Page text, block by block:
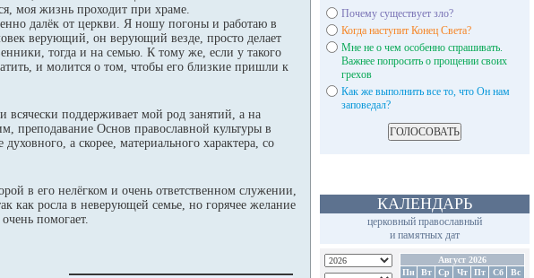
моя жизнь проходит при храме.
далёк от церкви. Я ношу погоны и работаю в
верующий, он верующий везде, просто делает
тогда и на семью. К тому же, если у такого
и молится о том, чтобы его близкие пришли к
всячески поддерживает мой род занятий, а на
преподавание Основ православной культуры в
а скорее, материального характера, со
в его нелёгком и очень ответственном служении,
как росла в неверующей семье, но горячее желание
помогает.
Почему существует зло?
Когда наступит Конец Света?
Мне не о чем особенно спрашивать.
Важнее попросить о прощении своих
грехов
Как же выполнить все то, что Он нам
заповедал?
КАЛЕНДАРЬ
церковный православный
и памятных дат
Август 2026
Пн
Вт Ср Чт Пт Сб
Вс